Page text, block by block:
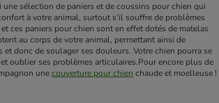
sélection de paniers et de coussins pour chien qui
à votre animal, surtout s'il souffre de problèmes
ces paniers pour chien sont en effet dotés de matelas
au corps de votre animal, permettant ainsi de
et donc de soulager ses douleurs. Votre chien pourra se
oublier ses problèmes articulaires.Pour encore plus de
une couverture pour chien chaude et moelleuse !